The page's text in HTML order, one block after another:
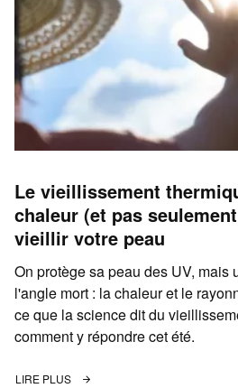
Le vieillissement
chaleur (et pas
vieillir votre peau
On protège sa peau des UV, mais
l'angle mort : la chaleur et le
ce que la science dit du
comment y répondre cet été.
LIRE PLUS